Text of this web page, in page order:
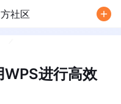
社区
WPS进行高效